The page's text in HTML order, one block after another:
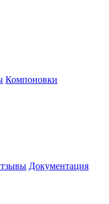
Компоновки
Документация